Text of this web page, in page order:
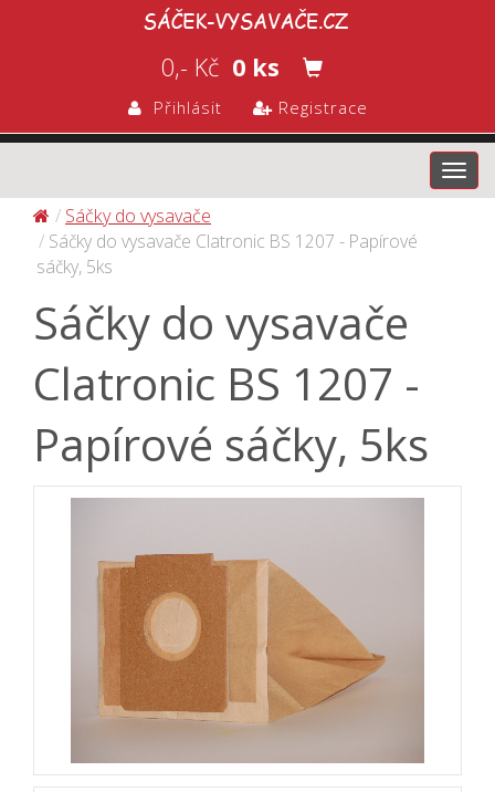
0,- Kč 0 ks
Přihlásit Registrace
Sáčky do vysavače
Sáčky do vysavače Clatronic BS 1207 - Papírové
sáčky, 5ks
Sáčky do vysavače
Clatronic BS 1207 -
Papírové sáčky, 5ks